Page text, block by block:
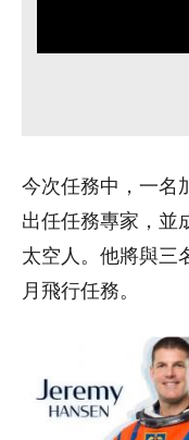
今次任務中，一名
出任任務專家，並
太空人。他將與三
月飛行任務。